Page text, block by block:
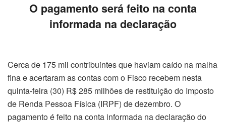
O pagamento será feito na conta
informada na declaração
Cerca de 175 mil contribuintes que haviam caído na malha
fina e acertaram as contas com o Fisco recebem nesta
quinta-feira (30) R$ 285 milhões de restituição do Imposto
de Renda Pessoa Física (IRPF) de dezembro. O
pagamento é feito na conta informada na declaração do